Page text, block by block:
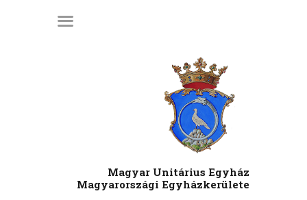
Magyar Unitárius Egyház
Magyarországi Egyházkerülete
KEZDŐLAP
MÉDIATÁR